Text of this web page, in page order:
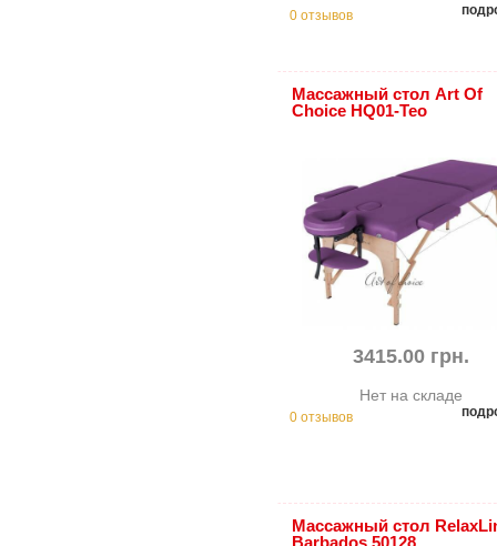
0 отзывов
Массажный стол Art Of
Choice HQ01-Teo
3415.00 грн.
Нет на складе
0 отзывов
Массажный стол
Barbados 50128